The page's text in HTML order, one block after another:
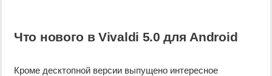
Что нового в Vivaldi 5.0 для Android
Кроме десктопной версии выпущено интересное